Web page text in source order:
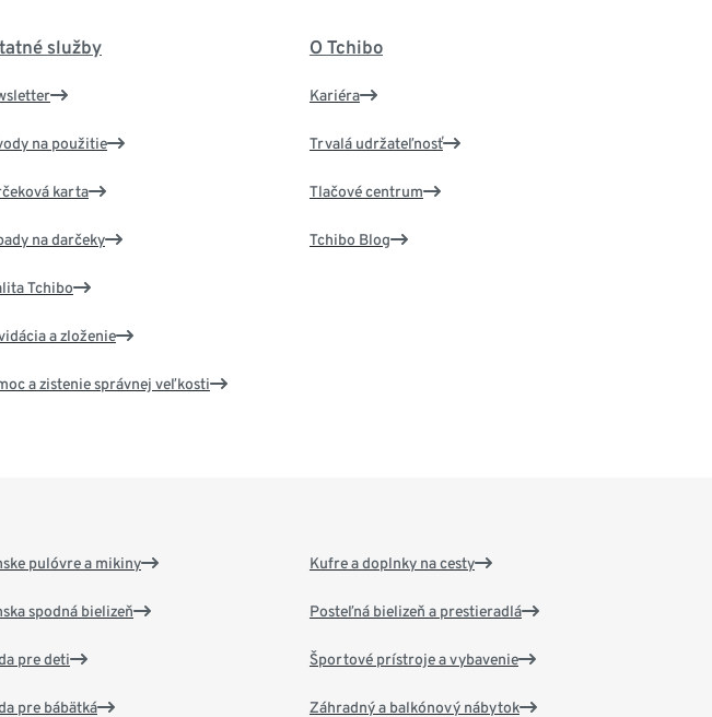
služby
na použitie
karta
na darčeky
Tchibo
a zloženie
a zistenie správnej veľkosti
O Tchibo
Kariéra
Trvalá udržateľnosť
Tlačové centrum
Tchibo Blog
pulóvre a mikiny
spodná bielizeň
pre deti
pre bábätká
Kufre a doplnky na cesty
Posteľná bielizeň a prestieradlá
Športové prístroje a vybavenie
Záhradný a balkónový nábytok